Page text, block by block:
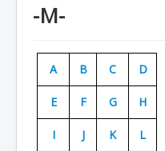
Chronologie
Escadrilles
Organisation
Avions
Personnels
-M-
A B C D
E F G H
I J K L